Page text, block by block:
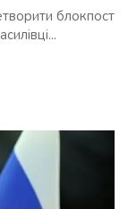
блокпост